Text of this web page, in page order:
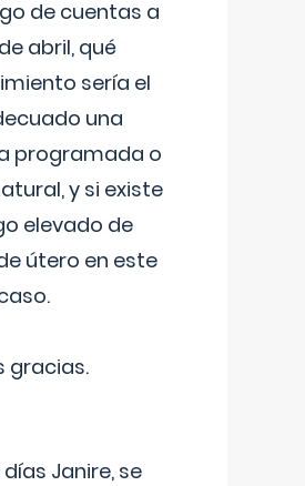
de cuentas a
abril, qué
sería el
una
programada o
y si existe
elevado de
útero en este
gracias.
Janire, se